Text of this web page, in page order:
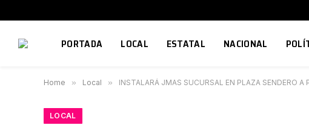
PORTADA LOCAL ESTATAL NACIONAL
Home » Local » INSTALARÁ JMAS SUCURSAL EN PLAZA SENDERO A
LOCAL